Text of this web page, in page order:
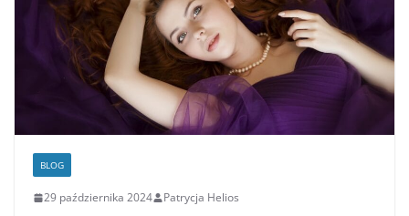
BLOG
29 października 2024 Patrycja Helios